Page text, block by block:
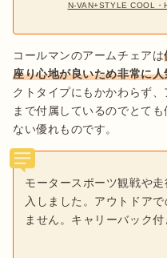
N-VAN+STYLE COOL・
コールマンのアームチェアは
座り心地が良いため非常に人
クトタイプにもかかわらず
まで付属しているのでとて
ない優れものです。
モータースポーツ観戦や
入しました。アウトドア
ません。キャリーバック